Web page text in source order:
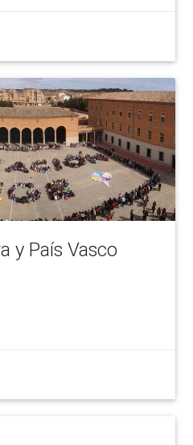
y País Vasco